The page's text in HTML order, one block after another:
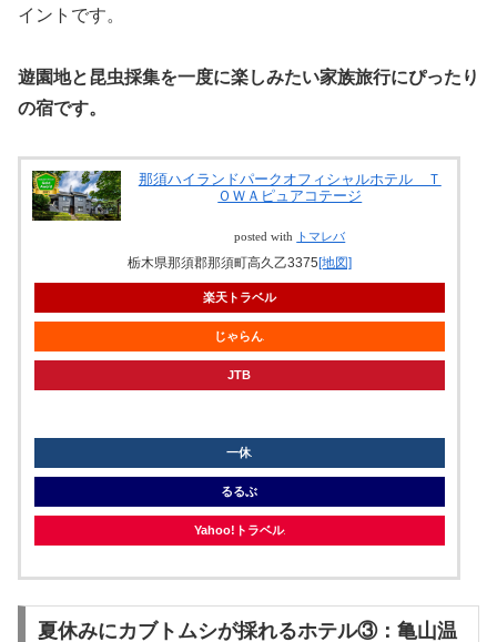
イントです。
遊園地と昆虫採集を一度に楽しみたい家族旅行にぴったり
の宿です。
那須ハイランドパークオフィシャルホテル Ｔ
ＯＷＡピュアコテージ
posted with トマレバ
栃木県那須郡那須町高久乙3375[地図]
楽天トラベル
じゃらん
JTB
一休
るるぶ
Yahoo!トラベル
夏休みにカブトムシが採れるホテル③：亀山温